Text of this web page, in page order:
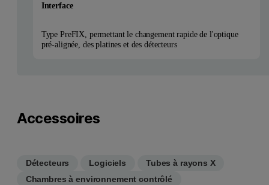
Interface
Type PreFIX, permettant le changement rapide de l'optique
pré-alignée, des platines et des détecteurs
Accessoires
Détecteurs Logiciels
Tubes à rayons X
Chambres à environnement contrôlé